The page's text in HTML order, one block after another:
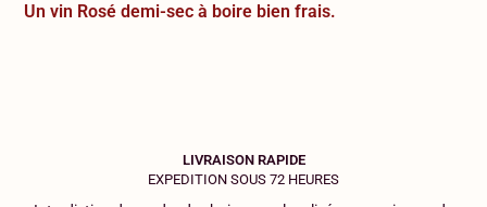
Un vin Rosé demi-sec à boire bien frais.
LIVRAISON RAPIDE
EXPEDITION SOUS 72 HEURES